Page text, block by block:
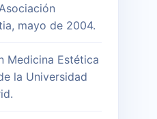
mayo de 2004.
Medicina Estética
la Universidad